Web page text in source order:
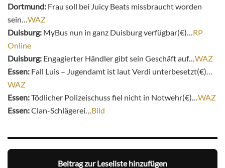
Dortmund: Frau soll bei Juicy Beats missbraucht worden
sein…WAZ
Duisburg: MyBus nun in ganz Duisburg verfügbar(€)…RP
Online
Duisburg: Engagierter Händler gibt sein Geschäft auf…WAZ
Essen: Fall Luis – Jugendamt ist laut Verdi unterbesetzt(€)…
WAZ
Essen:Tödlicher Polizeischuss fiel nicht in Notwehr(€)…WAZ
Essen:Clan-Schlägerei…Bild
Beitrag zur Leseliste hinzufügen